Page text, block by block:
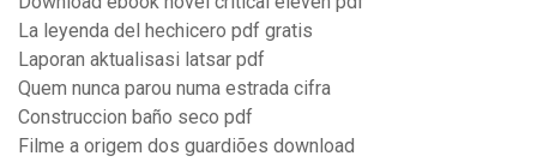
La leyenda del hechicero pdf gratis
Laporan aktualisasi latsar pdf
Quem nunca parou numa estrada cifra
Construccion baño seco pdf
Filme a origem dos guardiões download